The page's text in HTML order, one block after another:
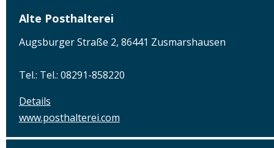
Alte Posthalterei
Augsburger Straße 2, 86441 Zusmarshausen
Tel.: Tel.: 08291-858220
Details
www.posthalterei.com